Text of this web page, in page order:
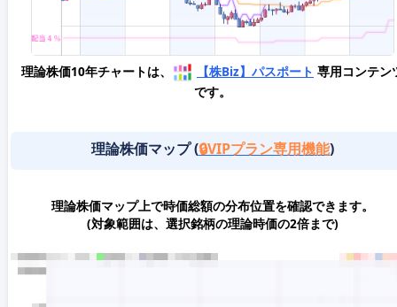
理論株価10年チャートは、 【株Biz】パスポート 専用コンテン
です。
理論株価マップ (🔒VIPプラン専用機能)
理論株価マップ上で時価総額の分布位置を確認できます。
(対象範囲は、選択銘柄の理論時価の2倍まで)